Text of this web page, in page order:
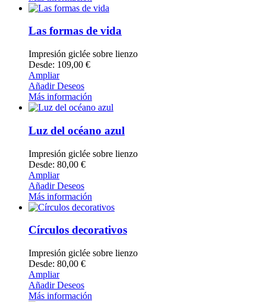
Las formas de vida
Impresión giclée sobre lienzo
Desde: 109,00 €
Ampliar
Añadir Deseos
Más información
Luz del océano azul
Impresión giclée sobre lienzo
Desde: 80,00 €
Ampliar
Añadir Deseos
Más información
Círculos decorativos
Impresión giclée sobre lienzo
Desde: 80,00 €
Ampliar
Añadir Deseos
Más información